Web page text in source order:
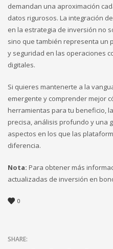
demandan una aproximación
datos rigurosos. La integración
en la estrategia de inversión no
sino que también representa un
y seguridad en las operaciones
digitales.
Si quieres mantenerte a la
emergente y comprender mejor
herramientas para tu beneficio,
precisa, análisis profundo y una
aspectos en los que las
diferencia.
Nota: Para obtener más
actualizadas de inversión en
0